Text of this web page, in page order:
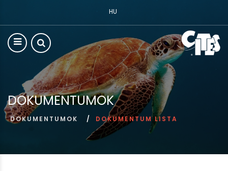
HU
DOKUMENTUMOK
DOKUMENTUMOK DOKUMENTUM LISTA